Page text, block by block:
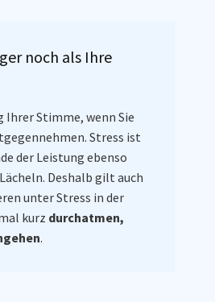
noch als Ihre
Stimme, wenn Sie
Stress ist
der Leistung ebenso
Deshalb gilt auch
unter Stress in der
kurz durchatmen,
.